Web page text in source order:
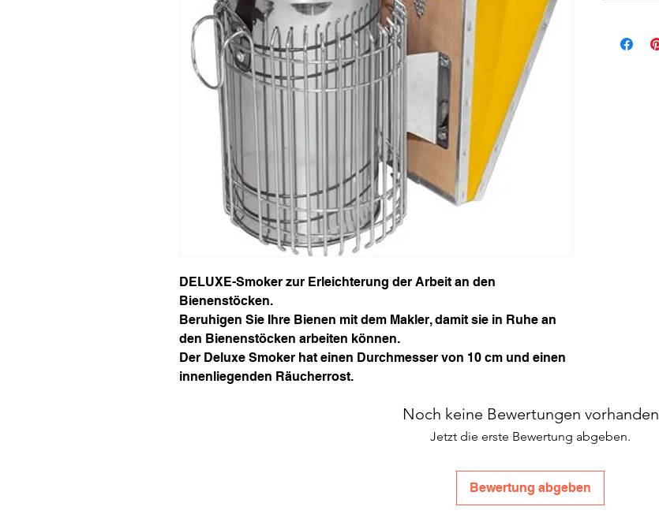
DELUXE-Smoker zur Erleichterung der Arbeit an den
Bienenstöcken.
Beruhigen Sie Ihre Bienen mit dem Makler, damit sie in Ruhe an
den Bienenstöcken arbeiten können.
Der Deluxe Smoker hat einen Durchmesser von 10 cm und einen
innenliegenden Räucherrost.
Noch keine Bewertungen vorhanden
Jetzt die erste Bewertung abgeben.
Bewertung abgeben